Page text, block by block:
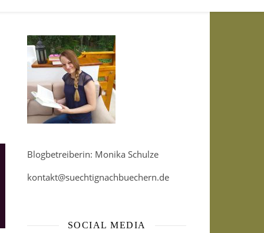
Blogbetreiberin: Monika Schulze
kontakt@suechtignachbuechern.de
SOCIAL MEDIA